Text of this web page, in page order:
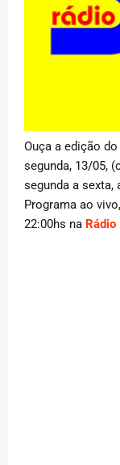
Ouça a edição
segunda, 13/05,
segunda a sexta,
Programa ao
22:00hs na Rádio